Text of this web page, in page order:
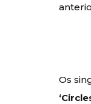
Os